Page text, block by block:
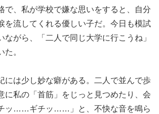
で、私が学校で嫌な思いをすると、自分
を流してくれる優しい子だ。今日も模試
ながら、「二人で同じ大学に行こうね」
た。
には少し妙な癖がある。二人で並んで歩
に私の「首筋」をじっと見つめたり、会
ッ……ギチッ……」と、不快な音を鳴ら